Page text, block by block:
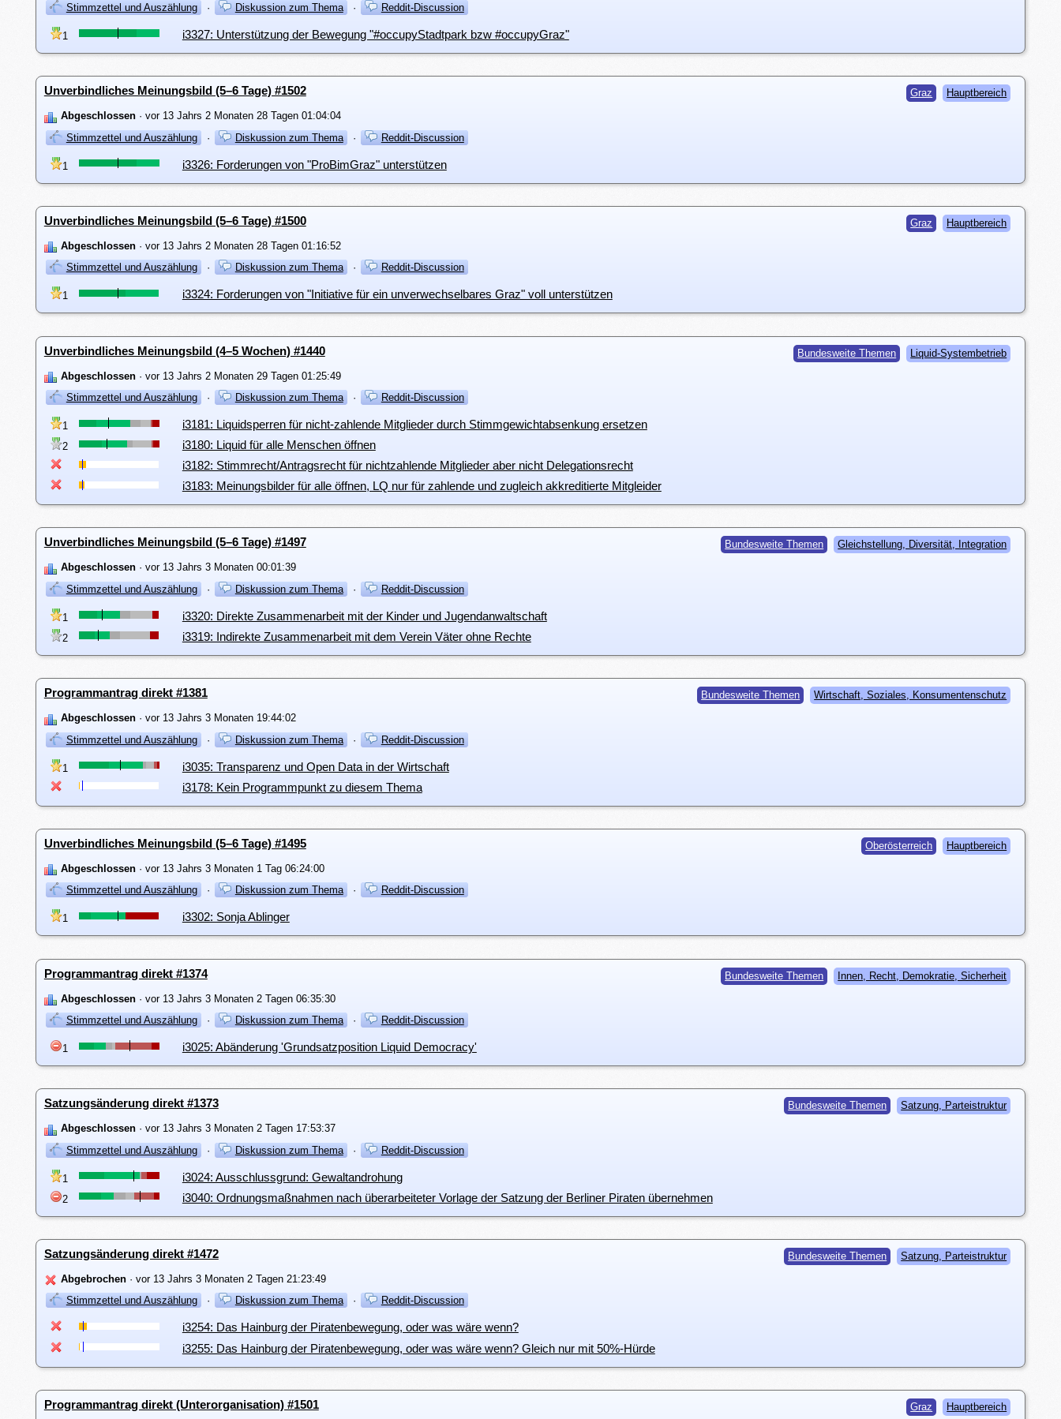
Stimmzettel und Auszählung
· Diskussion zum Thema · Reddit-Discussion
1 i3327: Unterstützung der Bewegung "#occupyStadtpark bzw #occupyGraz"
Graz Hauptbereich
Unverbindliches Meinungsbild (5–6 Tage) #1502
Abgeschlossen· vor 13 Jahrs 2 Monaten 28 Tagen 01:04:04
Stimmzettel und Auszählung
· Diskussion zum Thema · Reddit-Discussion
1 i3326: Forderungen von "ProBimGraz" unterstützen
Graz Hauptbereich
Unverbindliches Meinungsbild (5–6 Tage) #1500
Abgeschlossen· vor 13 Jahrs 2 Monaten 28 Tagen 01:16:52
Stimmzettel und Auszählung
· Diskussion zum Thema · Reddit-Discussion
1 i3324: Forderungen von "Initiative für ein unverwechselbares Graz" voll unterstützen
Bundesweite Themen Liquid-Systembetrieb
Unverbindliches Meinungsbild (4–5 Wochen) #1440
Abgeschlossen· vor 13 Jahrs 2 Monaten 29 Tagen 01:25:49
Stimmzettel und Auszählung
· Diskussion zum Thema · Reddit-Discussion
1 i3181: Liquidsperren für nicht-zahlende Mitglieder durch Stimmgewichtabsenkung ersetzen
2
i3180: Liquid für alle Menschen öffnen
i3182: Stimmrecht/Antragsrecht für nichtzahlende Mitglieder aber nicht Delegationsrecht
i3183: Meinungsbilder für alle öffnen, LQ nur für zahlende und zugleich akkreditierte Mitgleider
Bundesweite Themen Gleichstellung, Diversität, Integration
Unverbindliches Meinungsbild (5–6 Tage) #1497
Abgeschlossen· vor 13 Jahrs 3 Monaten 00:01:39
Stimmzettel und Auszählung
· Diskussion zum Thema · Reddit-Discussion
1 i3320: Direkte Zusammenarbeit mit der Kinder und Jugendanwaltschaft
2 i3319: Indirekte Zusammenarbeit mit dem Verein Väter ohne Rechte
Bundesweite Themen Wirtschaft, Soziales, Konsumentenschutz
Programmantrag direkt #1381
Abgeschlossen· vor 13 Jahrs 3 Monaten 19:44:02
Stimmzettel und Auszählung
· Diskussion zum Thema · Reddit-Discussion
1
i3035: Transparenz und Open Data in der Wirtschaft
i3178: Kein Programmpunkt zu diesem Thema
Oberösterreich Hauptbereich
Unverbindliches Meinungsbild (5–6 Tage) #1495
Abgeschlossen· vor 13 Jahrs 3 Monaten 1 Tag 06:24:00
Stimmzettel und Auszählung
· Diskussion zum Thema · Reddit-Discussion
1 i3302: Sonja Ablinger
Bundesweite Themen Innen, Recht, Demokratie, Sicherheit
Programmantrag direkt #1374
Abgeschlossen· vor 13 Jahrs 3 Monaten 2 Tagen 06:35:30
Stimmzettel und Auszählung
· Diskussion zum Thema · Reddit-Discussion
1 i3025: Abänderung 'Grundsatzposition Liquid Democracy'
Bundesweite Themen Satzung, Parteistruktur
Satzungsänderung direkt #1373
Abgeschlossen· vor 13 Jahrs 3 Monaten 2 Tagen 17:53:37
Stimmzettel und Auszählung
· Diskussion zum Thema · Reddit-Discussion
1 i3024: Ausschlussgrund: Gewaltandrohung
2 i3040: Ordnungsmaßnahmen nach überarbeiteter Vorlage der Satzung der Berliner Piraten übernehmen
Bundesweite Themen Satzung, Parteistruktur
Satzungsänderung direkt #1472
Abgebrochen· vor 13 Jahrs 3 Monaten 2 Tagen 21:23:49
Stimmzettel und Auszählung
· Diskussion zum Thema · Reddit-Discussion
i3254: Das Hainburg der Piratenbewegung, oder was wäre wenn?
i3255: Das Hainburg der Piratenbewegung, oder was wäre wenn? Gleich nur mit 50%-Hürde
Graz Hauptbereich
Programmantrag direkt (Unterorganisation) #1501